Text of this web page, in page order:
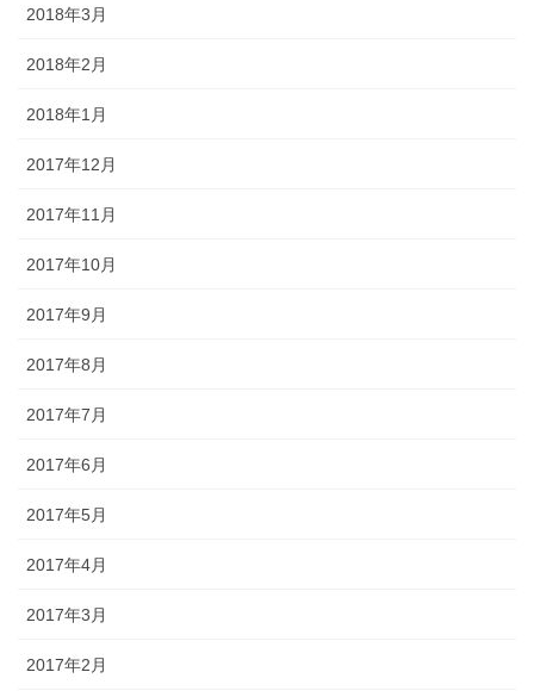
2018年3月
2018年2月
2018年1月
2017年12月
2017年11月
2017年10月
2017年9月
2017年8月
2017年7月
2017年6月
2017年5月
2017年4月
2017年3月
2017年2月